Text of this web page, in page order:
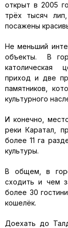
открыт в 2005
трёх тысяч
посажены
Не меньший
объекты. В
католическая
приход и две
памятников,
культурного
И конечно,
реки Каратал,
более 11 га
культуры.
В общем, в
сходить и чем
более 30
кошелёк.
Доехать до